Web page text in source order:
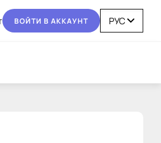
BOЙТИ В AККAУНТ